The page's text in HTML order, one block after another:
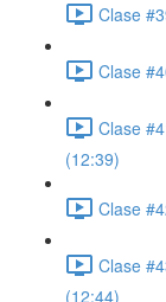
Clase
Clase
Clase
(12:39)
Clase
Clase
(12:44)